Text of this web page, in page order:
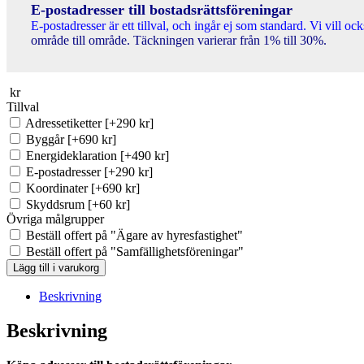
E-postadresser till bostadsrättsföreningar
E-postadresser är ett tillval, och ingår ej som standard. Vi vill
område till område. Täckningen varierar från 1% till 30%.
kr
Tillval
Adressetiketter [+290 kr]
Byggår [+690 kr]
Energideklaration [+490 kr]
E-postadresser [+290 kr]
Koordinater [+690 kr]
Skyddsrum [+60 kr]
Övriga målgrupper
Beställ offert på "Ägare av hyresfastighet"
Beställ offert på "Samfällighetsföreningar"
BRF-
registret
Östra
(Ca
7
Lägg till i varukorg
Beskrivning
Beskrivning